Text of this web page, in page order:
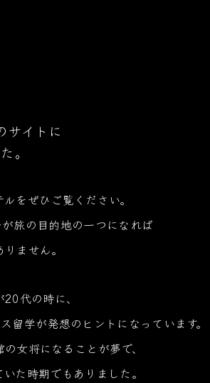
サイトに
。
をぜひご覧ください。
旅の目的地の一つになれば
ません。
代の時に、
留学が発想のヒントになっています。
女将になることが夢で、
た時期でもありました。